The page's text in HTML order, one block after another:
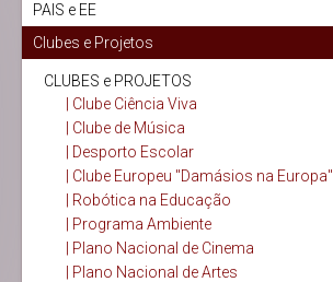
PAIS e EE
Clubes e Projetos
CLUBES e PROJETOS
| Clube Ciência Viva
| Clube de Música
| Desporto Escolar
| Clube Europeu "Damásios na Europa"
| Robótica na Educação
| Programa Ambiente
| Plano Nacional de Cinema
| Plano Nacional de Artes